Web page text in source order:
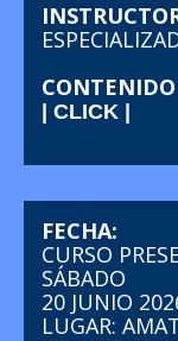
| CLICK |
FECHA:
CURSO
SÁBADO
20 JUNIO
LUGAR: